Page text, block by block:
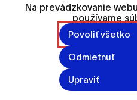
_x000D_ Identifikácia
_x000D_ Názov: Mesto
_x000D_ IČO: 00308 307
_x000D_ S í d l o:
_x000D_ Mesto: Nitra PSČ:
_x000D_ Ulica: Cintorínska 6
Na prevádzkovanie
používame
Povoliť všetko
Odmietnuť
Upraviť
Označiť všetko
Uložiť nastavenia
Viac informácií